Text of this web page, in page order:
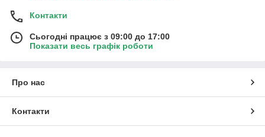
Контакти
Сьогодні працює з 09:00 до 17:00
Показати весь графік роботи
Про нас
Контакти